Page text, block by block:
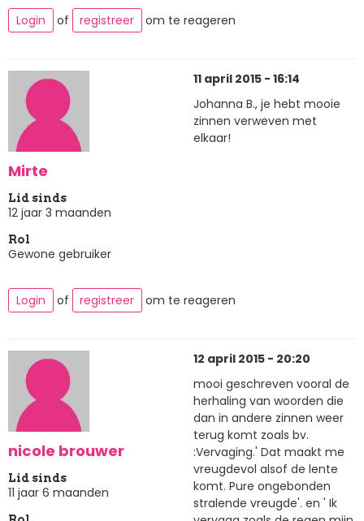
Login
of registreer om te reageren
Mirte
Lid sinds
12 jaar 3 maanden
Rol
Gewone gebruiker
11 april 2015 - 16:14
Johanna B., je hebt mooie
zinnen verweven met
elkaar!
Login of registreer om te reageren
nicole brouwer
Lid sinds
11 jaar 6 maanden
12 april 2015 - 20:20
mooi geschreven vooral de
herhaling van woorden die
dan in andere zinnen weer
terug komt zoals bv.
:Vervaging.' Dat maakt me
vreugdevol alsof de lente
komt. Pure ongebonden
stralende vreugde'. en ' Ik